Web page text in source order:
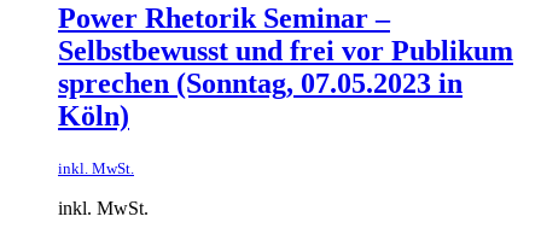
Power Rhetorik Seminar –
Selbstbewusst und frei vor Publikum
sprechen​ (Sonntag, 07.05.2023 in
Köln)
inkl. MwSt.
inkl. MwSt.